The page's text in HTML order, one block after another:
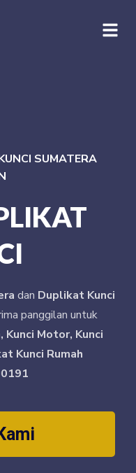
SUMATERA
dan Duplikat Kunci
panggilan untuk
Kunci Motor, Kunci
Kunci Rumah